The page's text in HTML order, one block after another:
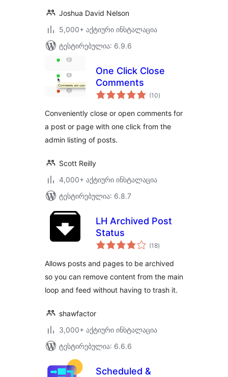
Joshua David Nelson
5,000+ აქტიური ინსტალაცია
ტესტირებულია: 6.9.6
One Click Close
Comments
(10საერთო
რეიტინგი
)
Conveniently close or open comments for
a post or page with one click from the
admin listing of posts.
Scott Reilly
4,000+ აქტიური ინსტალაცია
ტესტირებულია: 6.8.7
LH Archived Post
Status
(18საერთო
რეიტინგი
)
Allows posts and pages to be archived
so you can remove content from the main
loop and feed without having to trash it.
shawfactor
3,000+ აქტიური ინსტალაცია
ტესტირებულია: 6.6.6
Scheduled &